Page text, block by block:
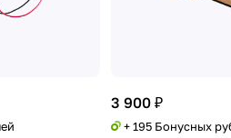
3 900 ₽
+ 195 Бонусных